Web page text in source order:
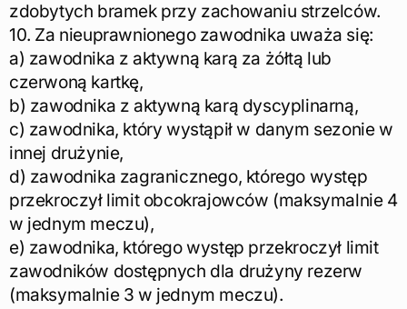
zdobytych bramek przy zachowaniu strzelców.
10. Za nieuprawnionego zawodnika uważa się:
a) zawodnika z aktywną karą za żółtą lub
czerwoną kartkę,
b) zawodnika z aktywną karą dyscyplinarną,
c) zawodnika, który wystąpił w danym sezonie w
innej drużynie,
d) zawodnika zagranicznego, którego występ
przekroczył limit obcokrajowców (maksymalnie 4
w jednym meczu),
e) zawodnika, którego występ przekroczył limit
zawodników dostępnych dla drużyny rezerw
(maksymalnie 3 w jednym meczu).